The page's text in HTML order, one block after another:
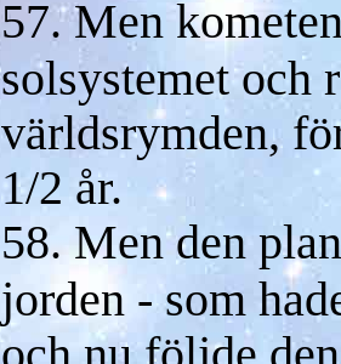
57. Men
solsystemet och
världsrymden,
1/2 år.
58. Men den
jorden - som
och nu följde